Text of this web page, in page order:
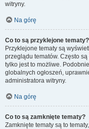
witryny.
Na górę
Co to są przyklejone tematy?
Przyklejone tematy są
przeglądu tematów. Często
tylko jest to możliwe.
globalnych ogłoszeń,
administratora witryny.
Na górę
Co to są zamknięte tematy?
Zamknięte tematy są to